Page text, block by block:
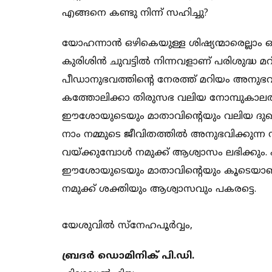
എങ്ങനെ കണ്ടു നിന്ന് സഹിച്ചു?
യോഹന്നാന്‍ ഒഴികെയുള്ള
കുരിശിന്‍ ചുവട്ടില്‍ നിന്നവളാണ്
പീഡാനുഭവത്തിന്റെ നേരത്ത് മറിയം
കത്തോലിക്കാ തിരുസഭ വലിയ
ഈശോയുടെയും മാതാവിന്റെയും വലിയ
നാം നമ്മുടെ ജീവിതത്തില്‍
വയ്ക്കുമ്പോള്‍ നമുക്ക് ആശ്വാസം ലഭിക്കും.
ഈശോയുടെയും മാതാവിന്റെയും
നമുക്ക് ശക്തിയും ആശ്വാസവും പകരട്ടെ.
യേശുവില്‍ സ്‌നേഹപൂര്‍വ്വം,
ബ്രദര്‍ ഡൊമിനിക് പി.ഡി.